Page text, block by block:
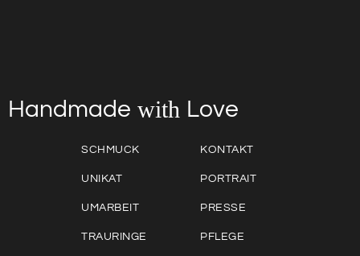
Handmade with Love
SCHMUCK
UNIKAT
UMARBEIT
TRAURINGE
KONTAKT
PORTRAIT
PRESSE
PFLEGE